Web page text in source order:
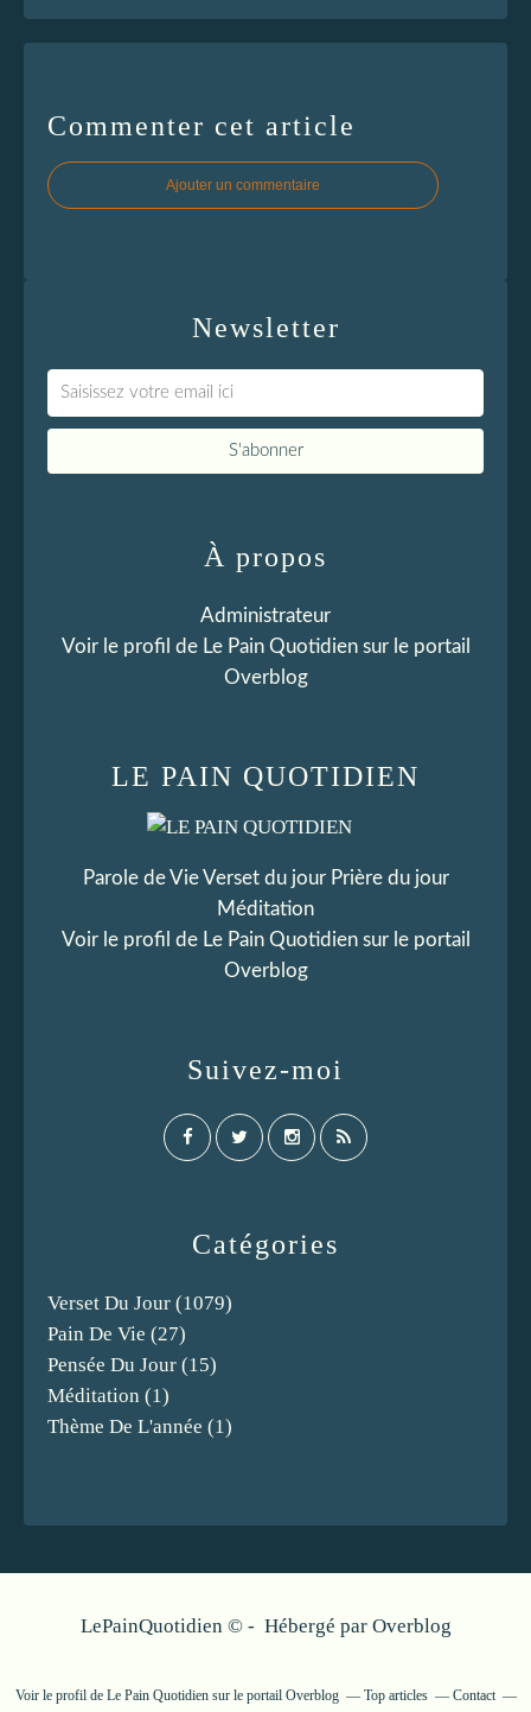
Commenter cet article
Ajouter un commentaire
Newsletter
Catégories
Verset Du Jour (1079)
Pain De Vie (27)
Pensée Du Jour (15)
Méditation (1)
Thème De L'année (1)
LE PAIN QUOTIDIEN
Parole de Vie Verset du jour Prière du jour
Méditation
Voir le profil de Le Pain Quotidiensur le portail
Overblog
Suivez-moi
À propos
Administrateur
Voir le profil de Le Pain Quotidiensur le portail
Overblog
LePainQuotidien © - Hébergé par Overblog
Voir le profil de Le Pain Quotidiensur le portail Overblog Top articles Contact